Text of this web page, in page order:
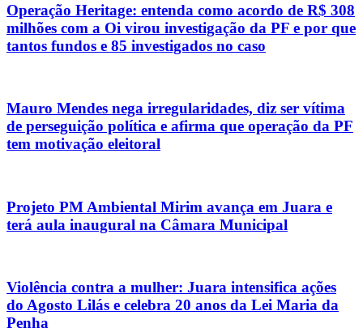
Operação Heritage: entenda como acordo de R$ 308
milhões com a Oi virou investigação da PF e por que
tantos fundos e 85 investigados no caso
Mauro Mendes nega irregularidades, diz ser vítima
de perseguição política e afirma que operação da PF
tem motivação eleitoral
Projeto PM Ambiental Mirim avança em Juara e
terá aula inaugural na Câmara Municipal
Violência contra a mulher: Juara intensifica ações
do Agosto Lilás e celebra 20 anos da Lei Maria da
Penha